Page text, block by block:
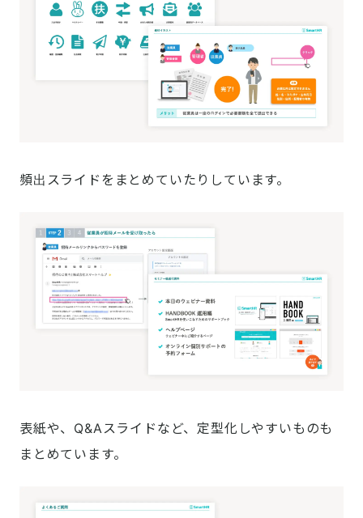
頻出スライドをまとめていたりしています。
表紙や、Q&Aスライドなど、定型化しやすいものも
まとめています。